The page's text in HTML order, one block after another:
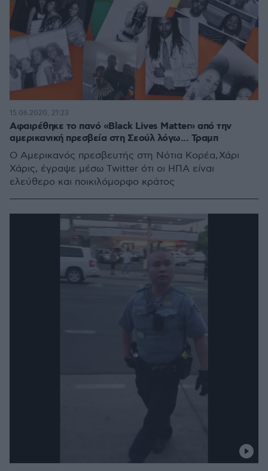
Αφαιρέθηκε το πανό «Black Lives Matter» από την
αμερικανική πρεσβεία στη Σεούλ λόγω... Τραμπ
Ο Αμερικανός πρεσβευτής στη Νότια Κορέα, Χάρι
Χάρις, έγραψε μέσω Twitter ότι οι ΗΠΑ είναι
ελεύθερο και ποικιλόμορφο κράτος
15.06.2020, 21:23